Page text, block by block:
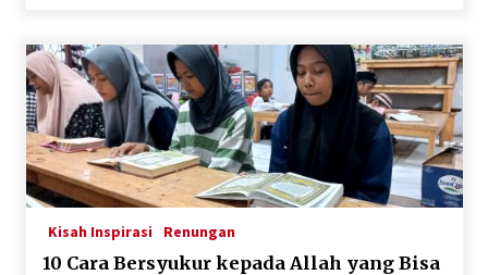
Santunan Pembagian Sembako kepada Dhuafa
di Lingkungan Yayasan
6 tahun ago
Santunan Lebaran Yatim 10 Muharam 1442
6 tahun ago
Persiapan santunan Muharam…, Sabtu, 29
Agustus 2020
Kisah Inspirasi Renungan
10 Cara Bersyukur kepada Allah yang Bisa